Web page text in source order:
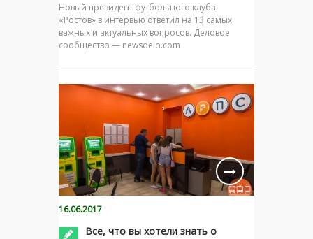
Новый президент футбольного клуба
«Ростов» в интервью ответил на 13 самых
важных и актуальных вопросов. Деловое
сообщество — newsdelo.com
16.06.2017
Все, что вы хотели знать о